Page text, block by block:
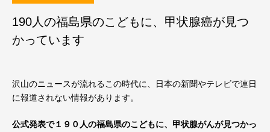
190人の福島県のこどもに、甲状腺癌が見つ
かっています
沢山のニュースが流れるこの時代に、日本の新聞やテレビで連日
に報道されない情報があります。
公式発表で１９０人の福島県のこどもに、甲状腺がんが見つかっ